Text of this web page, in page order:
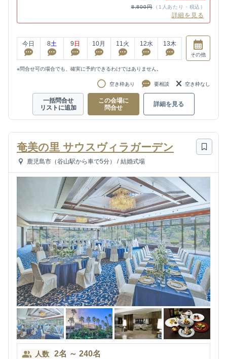
8,800円
（1人あたり・税込）
詳細を見る
今日 8土 9 日 10月 11 火 12水 13木
その他
※問合せ可の場合でも、確実に予約できるわけではありません。
空き枠あり 要相談 空き枠なし
一括問合せ
リストに追加
この会場に
問合せ
詳細を見る
奄美の里 サウスヴィラガーデン
鹿児島市（谷山駅から車で5分） / 結婚式場
人数 2名 ～ 240名